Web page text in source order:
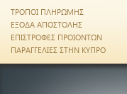
ΤΡΟΠΟΙ ΠΛΗΡΩΜΗΣ
ΕΞΟΔΑ ΑΠΟΣΤΟΛΗΣ
ΕΠΙΣΤΡΟΦΕΣ ΠΡΟΙΟΝΤΩΝ
ΠΑΡΑΓΓΕΛΙΕΣ ΣΤΗΝ ΚΥΠΡΟ